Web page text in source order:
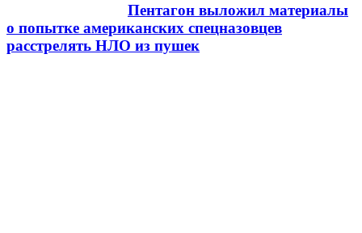
Пентагон выложил материалы
о попытке американских спецназовцев
расстрелять НЛО из пушек